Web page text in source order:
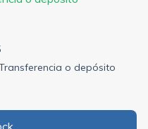
o depósito